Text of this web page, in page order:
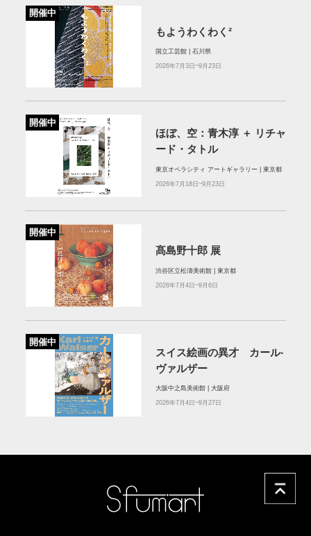
開催中
もようわくわく²
国立工芸館 | 石川県
2026年7月3日~9月23日
開催中
ほぼ、空：⻘⽊淳 ＋ リチャ
ード・タトル
東京オペラシティ アートギャラリー | 東京都
2026年7月18日~9月23日
開催中
髙島野十郎 展
渋谷区立松濤美術館 | 東京都
2026年7月4日~9月6日
開催中
スイス絵画の異才 カール‧
ヴァルザー
大阪中之島美術館 | 大阪府
2026年7月4日~9月27日